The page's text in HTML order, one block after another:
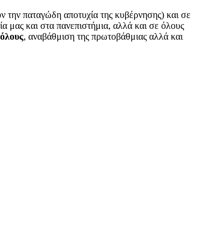
την παταγώδη αποτυχία της κυβέρνησης) και σε
μας και στα πανεπιστήμια, αλλά και σε όλους
, αναβάθμιση της πρωτοβάθμιας αλλά και